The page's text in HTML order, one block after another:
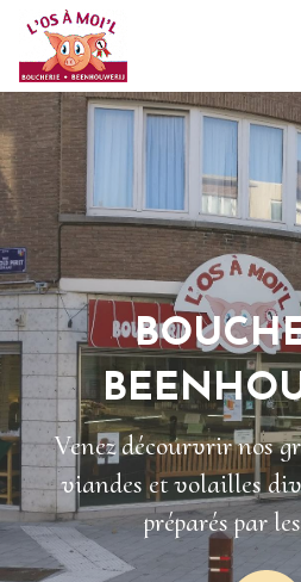
Venez décourvrir nos
viandes et volailles
préparés par